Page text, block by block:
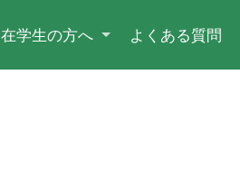
在学生の方へ よくある質問